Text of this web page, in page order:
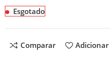
Esgotado
Comparar Adicionar